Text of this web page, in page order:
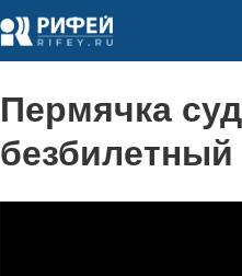
Пермячка
безбилетный